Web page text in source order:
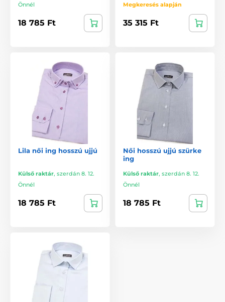
Önnél
18 785 Ft
Megkeresés alapján
35 315 Ft
Lila női ing hosszú ujjú
Külső raktár, szerdán 8. 12.
Önnél
18 785 Ft
Női hosszú ujjú szürke
ing
Külső raktár, szerdán 8. 12.
Önnél
18 785 Ft